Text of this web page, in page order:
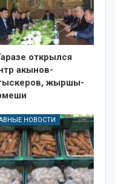
открылся
акынов-
жыршы-
НОВОСТИ